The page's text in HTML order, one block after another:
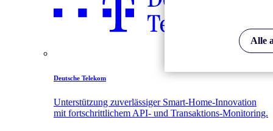
Deutsche Telekom
Unterstützung zuverlässiger Smart-Home-Innovation
mit fortschrittlichem API- und Transaktions-Monitoring.
Alle